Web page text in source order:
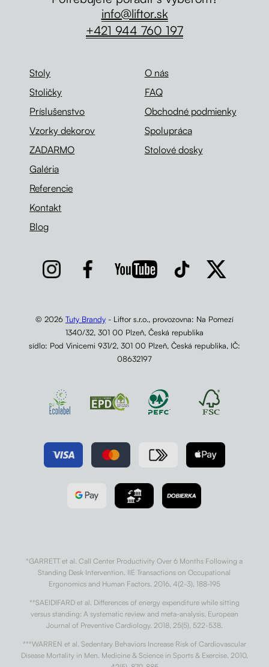
Stoly
Stoličky
Príslušenstvo
Vzorky dekorov
ZADARMO
Galéria
Referencie
Kontakt
Blog
O nás
FAQ
Obchodné podmienky
Spolupráca
Stolové dosky
info@liftor.sk
+421 944 760 197
© 2026 Tuty Brandy- Liftor s.r.o., provozovna: Na Pomezí
1340/32, 301 00 Plzeň, Česká republika
sídlo: Pod Vinicemi 931/2, 301 00 Plzeň, Česká republika, IČ:
08632197
*GARRETT et al. Call Center Productivity Over 6 Months Following a
Standing Desk Intervention. IIE Transactions on Occupational
Ergonomics and Human Factors. 2016, 4(2-3), 188-195
**SAEIDIFARD et al. Differences of energy expenditure while sitting
versus standing: A systematic review and meta-analysis. European
Journal of Preventive Cardiology. 2018, 25(5), 522-538.
***WARREN et al. Sedentary Behaviors Increase Risk of Cardiovascular
Disease Mortality in Men. Medicine & Science in Sports & Exercise. 2010,